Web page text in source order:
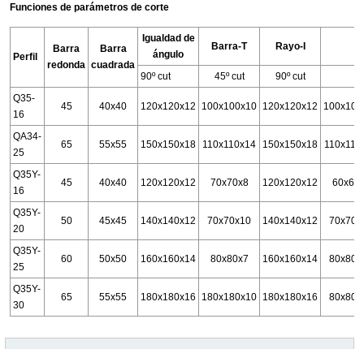
Funciones de parámetros de corte
Perfil
Barra
redonda
Barra
cuadrada
Igualdad de
ángulo
Barra-T Rayo-I
90º cut 45º cut
90º cut
Q35-
16
45 40x40 120x120x12 100x100x10 120x120x12
QA34-
25
65 55x55 150x150x18 110x110x14 150x150x18
Q35Y-
16
45 40x40 120x120x12 70x70x8 120x120x12
Q35Y-
20
50 45x45 140x140x12 70x70x10 140x140x12
Q35Y-
25
60 50x50 160x160x14 80x80x7 160x160x14
Q35Y-
30
65 55x55 180x180x16 180x180x10 180x180x16